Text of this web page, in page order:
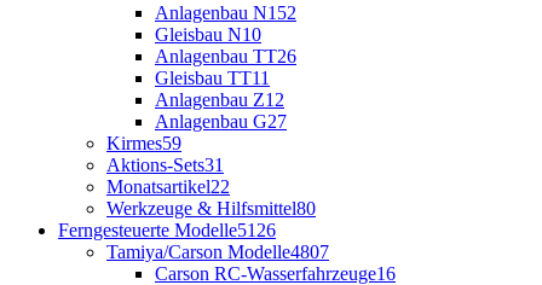
Anlagenbau N152
Gleisbau N10
Anlagenbau TT26
Gleisbau TT11
Anlagenbau Z12
Anlagenbau G27
Kirmes59
Aktions-Sets31
Monatsartikel22
Werkzeuge & Hilfsmittel80
Ferngesteuerte Modelle5126
Tamiya/Carson Modelle4807
Carson RC-Wasserfahrzeuge16